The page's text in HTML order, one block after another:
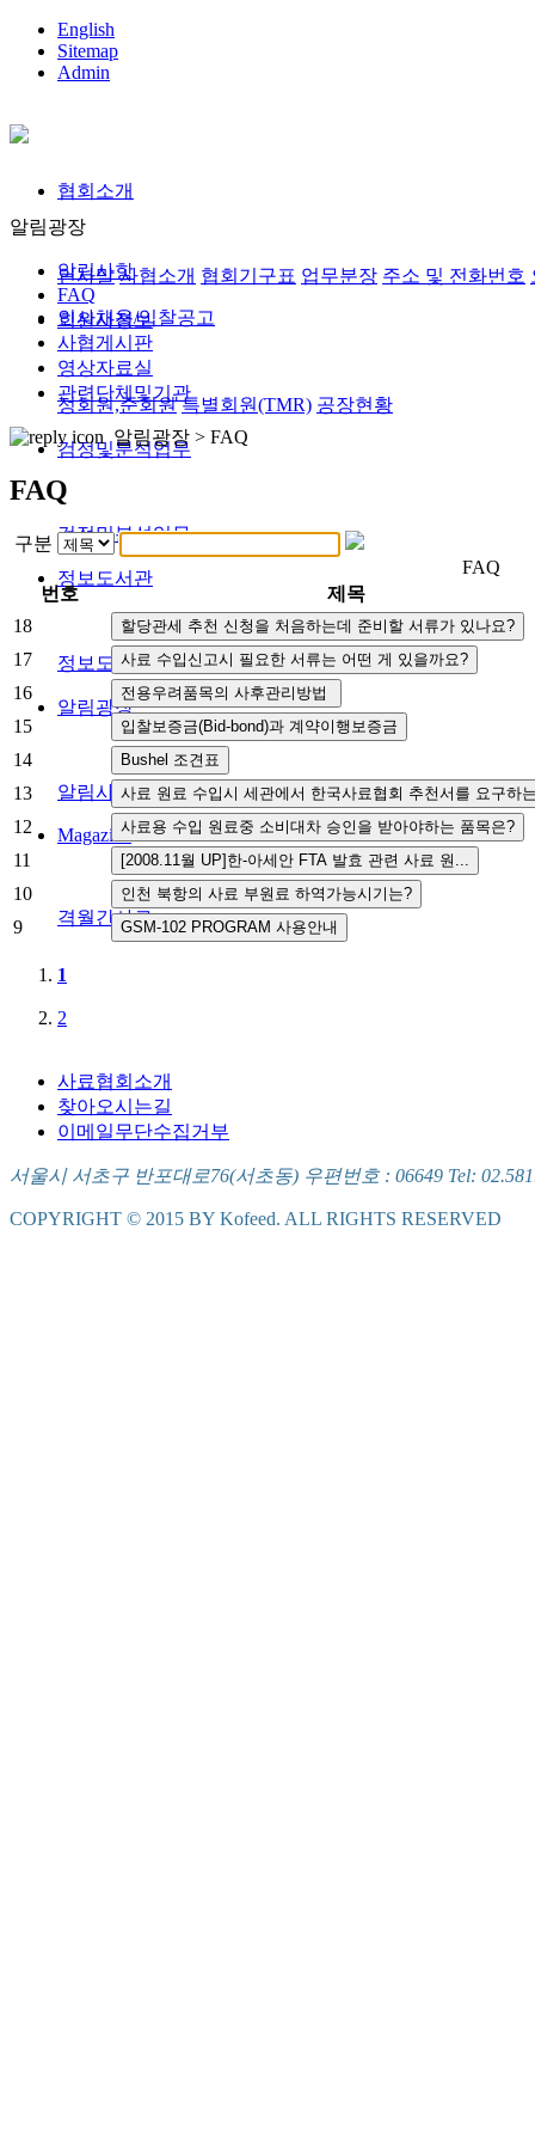
English
Sitemap
Admin
협회소개
인사말 사협소개 협회기구표 업무분장 주소 및 전화번호
회원사정보
정회원,준회원 특별회원(TMR) 공장현황
검정및분석업무
검정및분석업무
정보도서관
정보도서관
알림광장
알림사항 FAQ 인사채용/입찰공고 사협게시판 영상자료
Magazine
격월간사료
알림광장
알림사항
FAQ
인사채용/입찰공고
사협게시판
영상자료실
관련단체및기관
알림광장 > FAQ
FAQ
구분
FAQ
번호
제목
18
17
16
15
14
13
12
11
10
9
1
2
사료협회소개
찾아오시는길
이메일무단수집거부
서울시 서초구 반포대로76(서초동) 우편번호 : 06649 Tel:
COPYRIGHT © 2015 BY Kofeed. ALL RIGHTS RESERVED